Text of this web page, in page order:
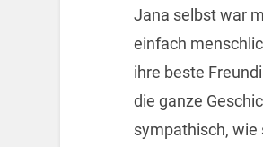
Jana selbst war
einfach
ihre beste
die ganze
sympathisch, wie